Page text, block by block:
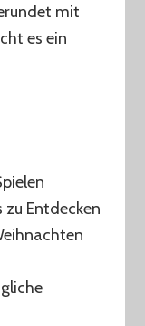
mit
es ein
Entdecken